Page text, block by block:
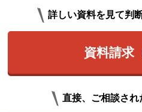
詳しい資料を見て判
資料請求
直接、ご相談され